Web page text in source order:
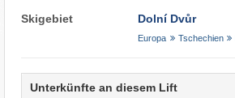
Skigebiet Dolní Dvůr
Europa Tschechien
Unterkünfte an diesem Lift